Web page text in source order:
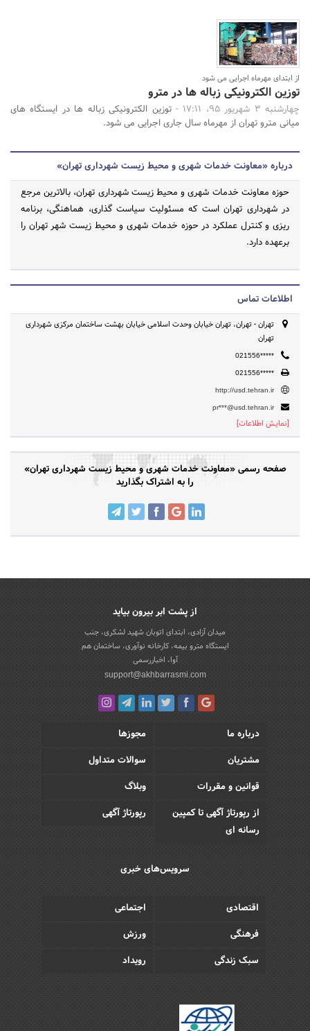
از ابتدای مهرماه اجرایی می شود
توزین الکترونیکی زباله ها در مترو
چهارشنبه 3 شهریور 95، 17:11 -
توزین الکترونیکی زباله ها در ایستگاه های
میانی مترو تهران از مهرماه سال جاری اجرایی می شود.
درباره «معاونت خدمات شهری و محیط زیست شهرداری تهران»
حوزه معاونت خدمات شهری و محیط زیست شهرداری تهران، بالاترین مرجع
در شهرداری تهران است که مسئولیت سیاست گذاری، هماهنگی، برنامه­‌
ریزی و کنترل عملکرد در حوزه خدمات شهری و محیط زیست شهر تهران را
برعهده دارد.
اطلاعات تماس
تهران - تهران، تهران خیابان وحدت اسلامی خیابان بهشت ساختمان مرکزی شهرداری
تهران
021556*****
021556*****
http://usd.tehran.ir
pr***@usd.tehran.ir
[نمایش اطلاعات]
صفحه رسمی «معاونت خدمات شهری و محیط زیست شهرداری تهران»
را به اشتراک بگذارید
از پشت ابر بیرون بیاید
میدان آزادی، ابتدای اتوبان شهید لشکری، جنب
ایستگاه مترو بیمه، کارخانه نوآوری، ساختمان هم
آوا، اخباررسمی
support@akhbarrasmi.com
درباره ما
مجوزها
مشتریان
سوالات متداول
قوانین و مقررات
وبلاگ
از رپورتاژ آگهی تا کمپین
رسانه ای
رپورتاژ آگهی
سرویس‌های خبری
اقتصادی
اجتماعی
فرهنگی
ورزش
سبک زندگی
رویداد